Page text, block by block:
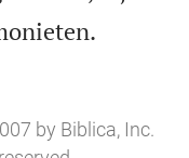
by Biblica, Inc.